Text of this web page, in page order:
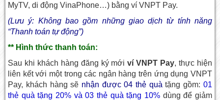
MyTV, di động VinaPhone…) bằng ví VNPT Pay.
(Lưu ý: Không bao gồm những giao dịch từ tính năng
“Thanh toán tự động”)
** Hình thức thanh toán:
Sau khi khách hàng đăng ký mớiví VNPT Pay, thực hiện
liên kết với một trong các ngân hàng trên ứng dụng VNPT
Pay, khách hàng sẽ nhận được 04 thẻ quà tặng gồm: 01
thẻ quà tặng 20% và 03 thẻ quà tặng 10%dùng để giảm